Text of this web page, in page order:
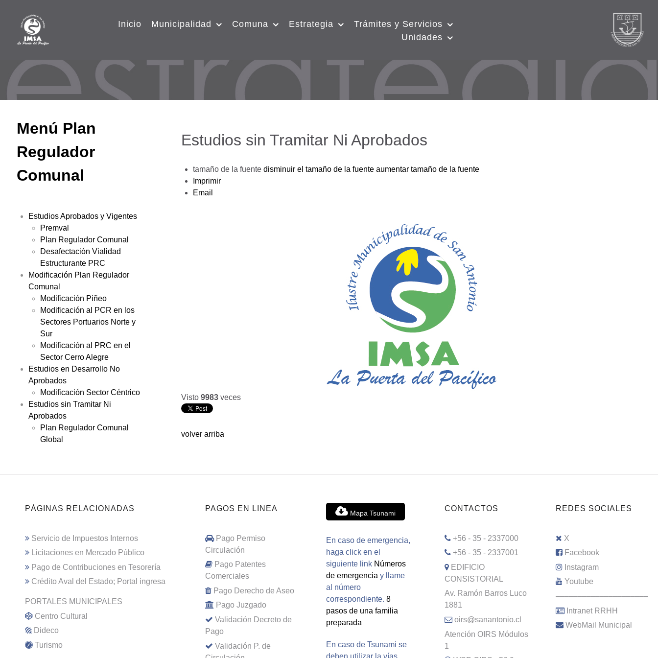
Inicio Municipalidad Comuna Estrategia
Trámites y Servicios
Unidades
Menú Plan
Regulador
Comunal
Estudios Aprobados y Vigentes
Premval
Plan Regulador Comunal
Desafectación Vialidad
Estructurante PRC
Modificación Plan Regulador
Comunal
Modificación Piñeo
Modificación al PCR en los
Sectores Portuarios Norte y
Sur
Modificación al PRC en el
Sector Cerro Alegre
Estudios en Desarrollo No
Aprobados
Modificación Sector Céntrico
Estudios sin Tramitar Ni
Aprobados
Plan Regulador Comunal
Global
Estudios sin Tramitar Ni Aprobados
tamaño de la fuente disminuir el tamaño de la fuente aumentar tamaño de la fuente
Imprimir
Email
Visto 9983 veces
volver arriba
PÁGINAS RELACIONADAS
Servicio de Impuestos Internos
Licitaciones en Mercado Público
Pago de Contribuciones en Tesorería
Crédito Aval del Estado; Portal ingresa
PORTALES MUNICIPALES
Centro Cultural
Dideco
Turismo
PAGOS EN LINEA
Pago Permiso
Circulación
Pago Patentes
Comerciales
Pago Derecho de Aseo
Pago Juzgado
Validación Decreto de
Pago
Validación P. de
Mapa Tsunami
En caso de emergencia,
haga click en el
siguiente link Números
de emergencia y llame
al número
correspondiente. 8
pasos de una familia
preparada
En caso de Tsunami se
deben utilizar la vías
CONTACTOS
+56 - 35 - 2337000
+56 - 35 - 2337001
EDIFICIO
CONSISTORIAL
Av. Ramón Barros Luco
1881
oirs@sanantonio.cl
Atención OIRS Módulos
1
REDES SOCIALES
X
Facebook
Instagram
Youtube
–––––––––––––––––––––
Intranet RRHH
WebMail Municipal